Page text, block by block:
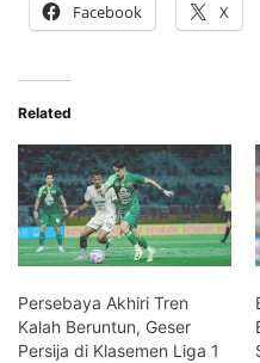
Facebook X
Related
Persebaya Akhiri Tren
Kalah Beruntun, Geser
Persija di Klasemen Liga 1